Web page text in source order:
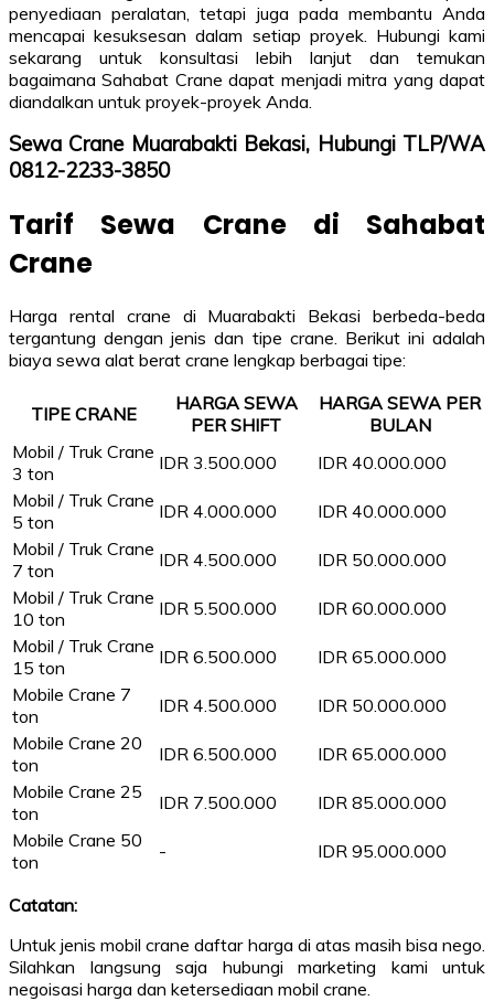
penyediaan peralatan, tetapi juga pada membantu Anda
mencapai kesuksesan dalam setiap proyek. Hubungi kami
sekarang untuk konsultasi lebih lanjut dan temukan
bagaimana Sahabat Crane dapat menjadi mitra yang dapat
diandalkan untuk proyek-proyek Anda.
Sewa Crane Muarabakti Bekasi, Hubungi TLP/WA
0812-2233-3850
Tarif Sewa Crane di Sahabat
Crane
Harga rental crane di Muarabakti Bekasi berbeda-beda
tergantung dengan jenis dan tipe crane. Berikut ini adalah
biaya sewa alat berat crane lengkap berbagai tipe:
TIPE CRANE
HARGA SEWA
PER SHIFT
HARGA SEWA PER
BULAN
Mobil / Truk Crane
3 ton
IDR 3.500.000
IDR 40.000.000
Mobil / Truk Crane
5 ton
IDR 4.000.000
IDR 40.000.000
Mobil / Truk Crane
7 ton
IDR 4.500.000
IDR 50.000.000
Mobil / Truk Crane
10 ton
IDR 5.500.000
IDR 60.000.000
Mobil / Truk Crane
15 ton
IDR 6.500.000
IDR 65.000.000
Mobile Crane 7
ton
IDR 4.500.000
IDR 50.000.000
Mobile Crane 20
ton
IDR 6.500.000
IDR 65.000.000
Mobile Crane 25
ton
IDR 7.500.000
IDR 85.000.000
Mobile Crane 50
ton
- IDR 95.000.000
Catatan:
Untuk jenis mobil crane daftar harga di atas masih bisa nego.
Silahkan langsung saja hubungi marketing kami untuk
negoisasi harga dan ketersediaan mobil crane.